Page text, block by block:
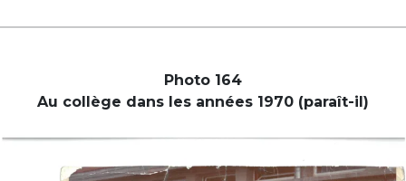
Photo 164
Au collège dans les années 1970 (paraît-il)